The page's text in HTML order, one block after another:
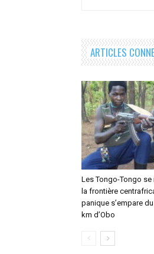
ARTICLES
Les Tongo-Tongo
la frontière
panique s’empare
km d’Obo